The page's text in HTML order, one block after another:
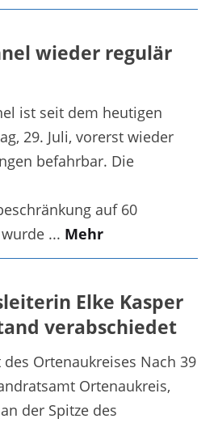
wieder regulär
ist seit dem heutigen
29. Juli, vorerst wieder
befahrbar. Die
auf 60
... Mehr
Elke Kasper
verabschiedet
Ortenaukreises Nach 39
Ortenaukreis,
der Spitze des